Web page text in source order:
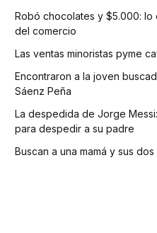
Robó chocolates y $5.000:
del comercio
Las ventas minoristas pyme
Encontraron a la joven
Sáenz Peña
La despedida de Jorge
para despedir a su padre
Buscan a una mamá y sus